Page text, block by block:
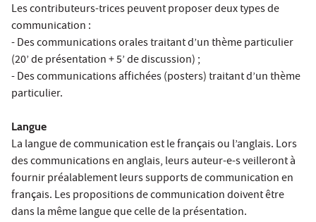
Les contributeurs-trices peuvent proposer deux types de
communication :
- Des communications orales traitant d’un thème particulier
(20’ de présentation + 5’ de discussion) ;
- Des communications affichées (posters) traitant d’un thème
particulier.
Langue
La langue de communication est le français ou l’anglais. Lors
des communications en anglais, leurs auteur-e-s veilleront à
fournir préalablement leurs supports de communication en
français. Les propositions de communication doivent être
dans la même langue que celle de la présentation.